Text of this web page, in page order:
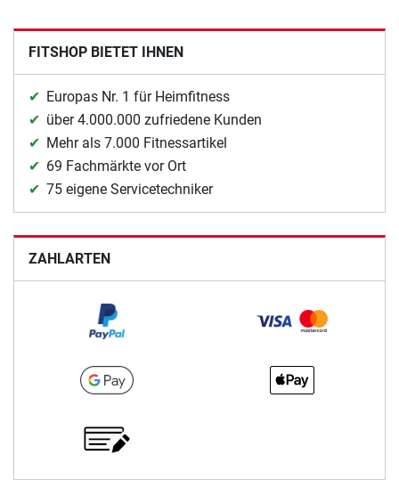
FITSHOP BIETET IHNEN
Europas Nr. 1 für Heimfitness
über 4.000.000 zufriedene Kunden
Mehr als 7.000 Fitnessartikel
69 Fachmärkte vor Ort
75 eigene Servicetechniker
ZAHLARTEN